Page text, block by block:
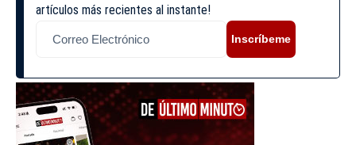
artículos más recientes al instante!
Inscríbeme